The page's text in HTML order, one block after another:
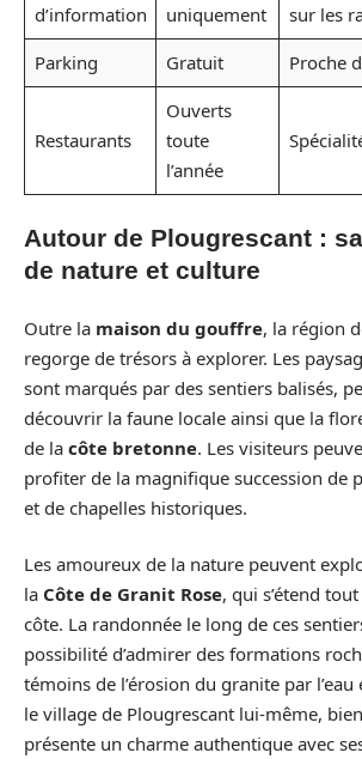
d’information
uniquement
sur les
Parking
Gratuit Proche
Restaurants
Ouverts
toute
l’année
Autour de Plougrescant :
de nature et culture
Outre la maison du gouffre, la région
regorge de trésors à explorer. Les
sont marqués par des sentiers balisés,
découvrir la faune locale ainsi que la
de la côte bretonne. Les visiteurs
profiter de la magnifique succession de
et de chapelles historiques.
Les amoureux de la nature peuvent
la Côte de Granit Rose, qui s’étend
côte. La randonnée le long de ces
possibilité d’admirer des formations
témoins de l’érosion du granite par
le village de Plougrescant lui-même,
présente un charme authentique avec